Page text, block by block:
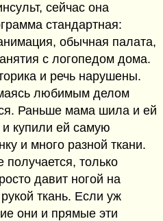
сейчас она
стандартная:
обычная палата,
с логопедом дома.
и речь нарушены.
любимым делом
Раньше мама шила и ей
и купили ей самую
и много разной ткани.
получается, только
давит ногой на
ткань. Если уж
они и прямые эти